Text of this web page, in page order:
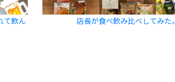
て飲ん
店長が食べ飲み比べしてみた。